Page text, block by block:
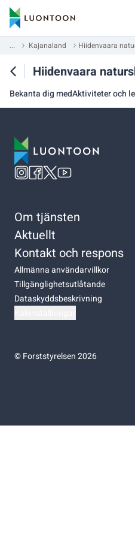
... Kajanaland Hiidenvaara
Hiidenvaara
Bekanta dig medAktiviteter och
Om tjänsten
Aktuellt
Kontakt och respons
Allmänna användarvillkor
Tillgänglighetsutlåtande
Dataskyddsbeskrivning
©Forststyrelsen 2026